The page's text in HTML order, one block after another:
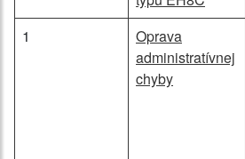
1
Oprava
administratívnej
chyby